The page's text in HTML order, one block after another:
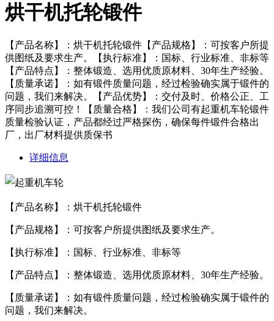
烘干机托轮锻件
【产品名称】：烘干机托轮锻件【产品规格】：可按客户所提
供图纸及要求生产。【执行标准】：国标、行业标准、非标等
【产品特点】：整体锻造、选用优质原材料、30年生产经验。
【质量承诺】：如有锻件质量问题，经过检验确实属于锻件的
问题，我们来解决。【产品优势】：交付及时、价格公正、工
序同步追溯可控！【质量合格】：我们公司有起重机车轮锻件
质量检验认证，产品都经过严格探伤，确保每件锻件合格出
厂，出厂材料提供质保书
详细信息
【产品名称】：烘干机托轮锻件
【产品规格】：可按客户所提供图纸及要求生产。
【执行标准】：国标、行业标准、非标等
【产品特点】：整体锻造、选用优质原材料、30年生产经验。
【质量承诺】：如有锻件质量问题，经过检验确实属于锻件的
问题，我们来解决。